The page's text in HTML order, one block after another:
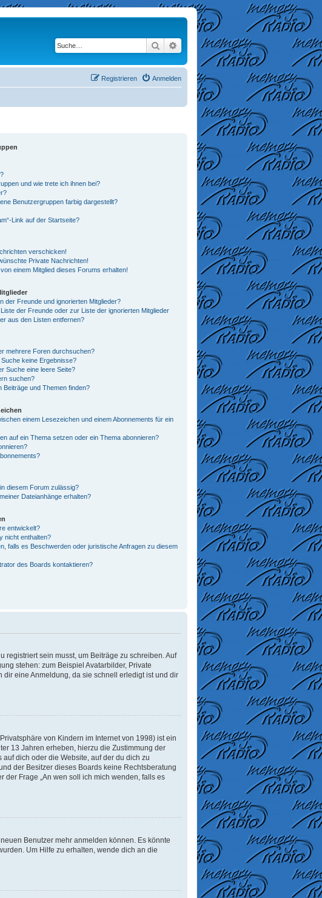
Suche Erweiterte Suche
Anmelden
Registrieren
und wie trete ich ihnen bei?
Benutzergruppen farbig dargestellt?
Link auf der Startseite?
verschicken!
Private Nachrichten!
einem Mitglied dieses Forums erhalten!
der Freunde und ignorierten Mitglieder?
der Freunde oder zur Liste der ignorierten Mitglieder
aus den Listen entfernen?
mehrere Foren durchsuchen?
keine Ergebnisse?
Suche eine leere Seite?
suchen?
Beiträge und Themen finden?
einem Lesezeichen und einem Abonnements für ein
auf ein Thema setzen oder ein Thema abonnieren?
diesem Forum zulässig?
Dateianhänge erhalten?
entwickelt?
nicht enthalten?
falls es Beschwerden oder juristische Anfragen zu diesem
des Boards kontaktieren?
sein musst, um Beiträge zu schreiben. Auf
stehen: zum Beispiel Avatarbilder, Private
dir eine Anmeldung, da sie schnell erledigt ist und dir
von Kindern im Internet von 1998) ist ein
13 Jahren erheben, hierzu die Zustimmung der
dich oder die Website, auf der du dich zu
der Besitzer dieses Boards keine Rechtsberatung
Frage „An wen soll ich mich wenden, falls es
Benutzer mehr anmelden können. Es könnte
Um Hilfe zu erhalten, wende dich an die